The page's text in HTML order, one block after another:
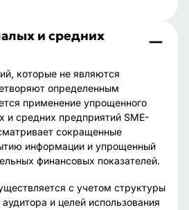
и средних
которые не являются
определенным
применение упрощенного
и средних предприятий SME-
сокращенные
информации и упрощенный
финансовых показателей.
с учетом структуры
и целей использования